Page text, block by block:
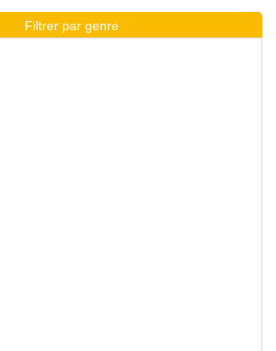
Filtrer par genre